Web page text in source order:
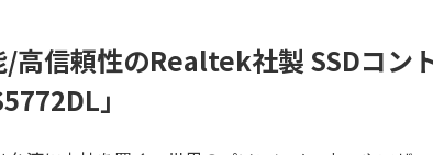
/⾼信頼性のRealtek社製 SSDコン
」